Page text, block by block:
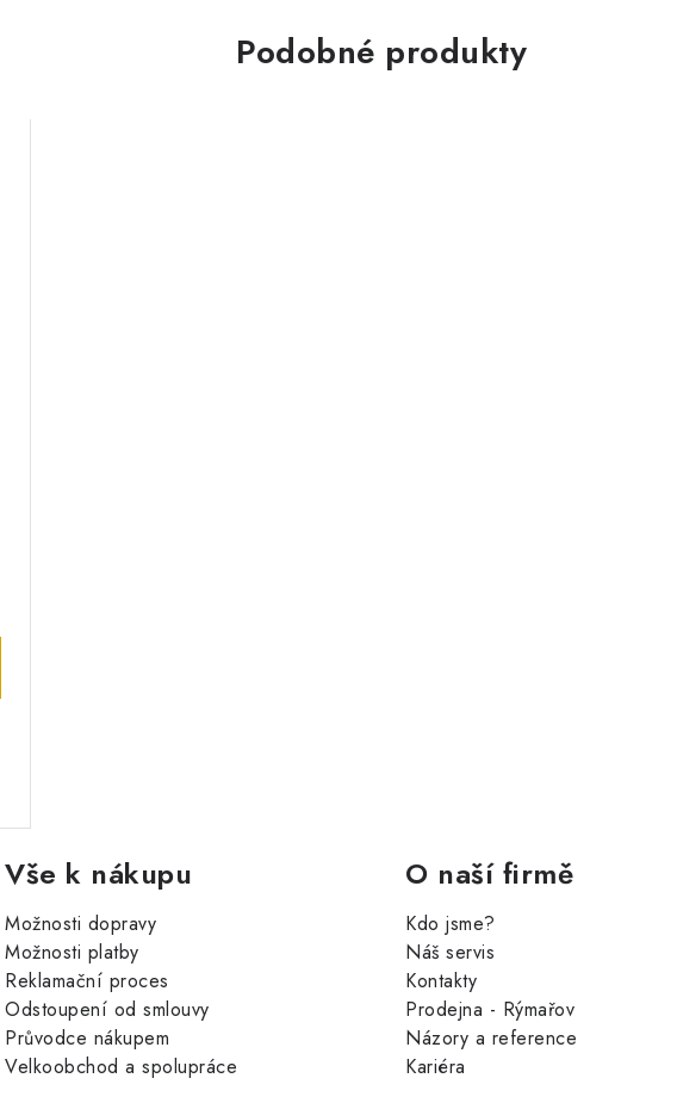
Podobné produkty
Vše k nákupu
Možnosti dopravy
Možnosti platby
Reklamační proces
Odstoupení od smlouvy
Průvodce nákupem
Velkoobchod a spolupráce
O naší firmě
Kdo jsme?
Náš servis
Kontakty
Prodejna - Rýmařov
Názory a reference
Kariéra